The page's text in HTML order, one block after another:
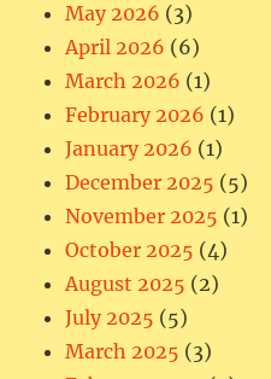
May 2026 (3)
April 2026 (6)
March 2026 (1)
February 2026 (1)
January 2026 (1)
December 2025 (5)
November 2025 (1)
October 2025 (4)
August 2025 (2)
July 2025 (5)
March 2025 (3)